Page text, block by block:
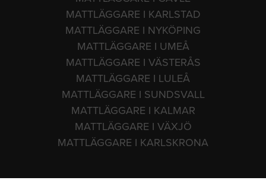
MATTLÄGGARE I KARLSTAD
MATTLÄGGARE I NYKÖPING
MATTLÄGGARE I UMEÅ
MATTLÄGGARE I VÄSTERÅS
MATTLÄGGARE I LULEÅ
MATTLÄGGARE I SUNDSVALL
MATTLÄGGARE I KALMAR
MATTLÄGGARE I VÄXJÖ
MATTLÄGGARE I KARLSKRONA